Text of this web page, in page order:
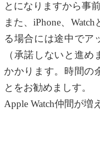
とになりますから事
また、iPhone、
る場合には途中でア
（承諾しないと進
かかります。時間の
とをお勧めましす。
Apple Watch仲間が増